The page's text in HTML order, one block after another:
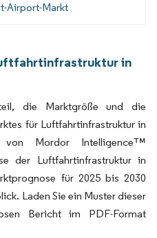
Airport-Markt
in
die Marktgröße und die
für Luftfahrtinfrastruktur in
von Mordor Intelligence™
der Luftfahrtinfrastruktur in
für 2025 bis 2030
Laden Sie ein Muster dieser
Bericht im PDF-Format